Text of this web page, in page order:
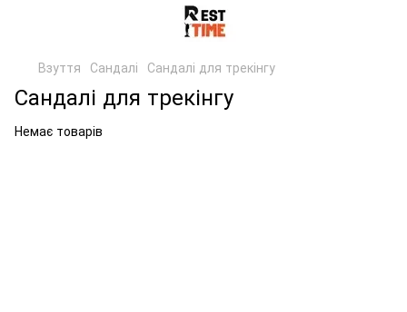
Взуття Сандалі Сандалі для трекінгу
Сандалі для трекінгу
Немає товарів